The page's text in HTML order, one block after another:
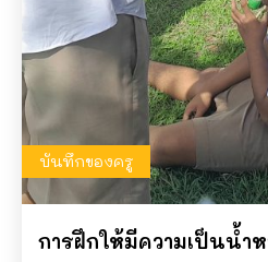
หมากจุกอก ของดีจาก
แดง วัดบางทราย
01:09
รักที่ไม่อาจรั้ง #ศิษย์ค
02:59
ไม่อาจเปลี่ยนใจ แต่
ครูแชมป์ได้แรงบันด
#ศิษย์ครูแชมป์
02:59
ความในใจของคนเรี
บันทึกของครู
การฝึกให้มีความเป็นน้ำ